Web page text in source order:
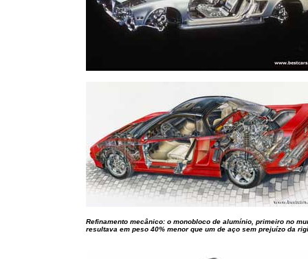
Refinamento mecânico: o monobloco de alumínio, primeiro no
resultava em peso 40% menor que um de aço sem prejuízo da